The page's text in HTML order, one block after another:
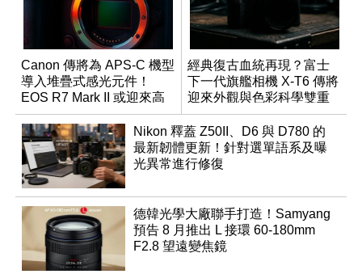
Canon 傳將為 APS-C 機型
導入堆疊式感光元件！
EOS R7 Mark II 或迎來高
速讀出升級
經典復古血統再現？富士
下一代旗艦相機 X-T6 傳將
迎來外觀與色彩科學雙重
優化
Nikon 釋蓋 Z50II、D6 與 D780 的
最新韌體更新！針對選單語系及曝
光異常進行修復
德韓光學大廠聯手打造！Samyang
預告 8 月推出 L 接環 60-180mm
F2.8 望遠變焦鏡